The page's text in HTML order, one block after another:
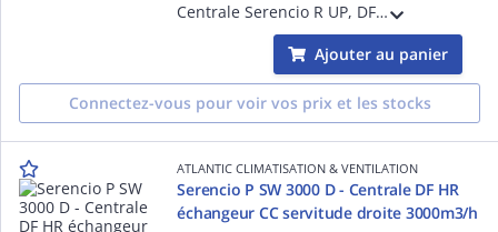
Centrale Serencio R UP, DF superposés HR, échangeur rotatif - servitude droite - 2600m3/h - plugfan EC - isol. 30 ou 50 mm laine roche - EN 1886 : D2-L2-F8-T3-TB2: filtre soufflage ISO ePM1 60% (F7) et ISO ePM10 50% (M5) en reprise.
Ajouter au panier
Connectez-vous pour voir vos prix et les stocks
ATLANTIC CLIMATISATION & VENTILATION
Serencio P SW 3000 D - Centrale DF HR
échangeur CC servitude droite 3000m3/h